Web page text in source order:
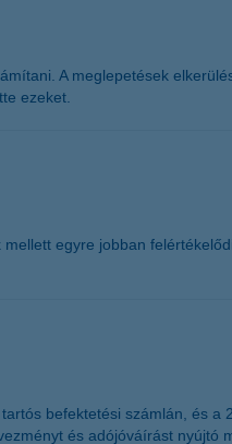
A meglepetések
ezeket.
egyre jobban
befektetési számlán, és
és adójóváírást nyújtó